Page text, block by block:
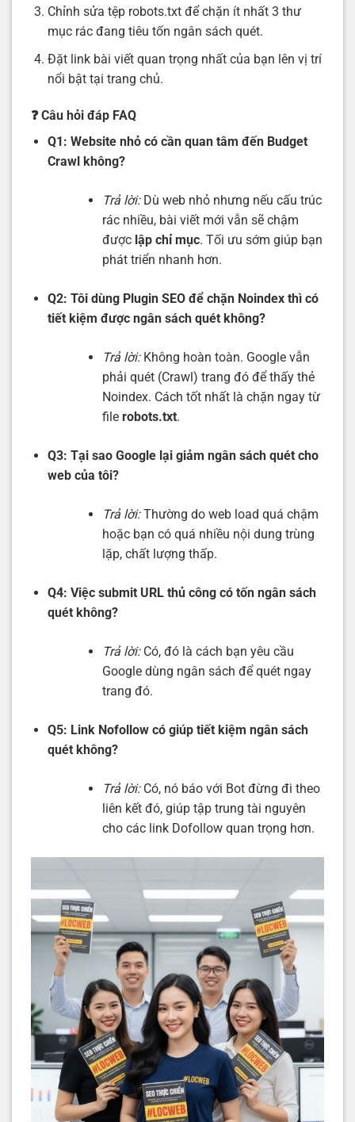
Chỉnh sửa tệp robots.txt để chặn ít nhất 3 thư
mục rác đang tiêu tốn ngân sách quét.
Đặt link bài viết quan trọng nhất của bạn lên vị trí
nổi bật tại trang chủ.
❓ Câu hỏi đáp FAQ
Q1: Website nhỏ có cần quan tâm đến Budget
Crawl không?
Trả lời:Dù web nhỏ nhưng nếu cấu trúc
rác nhiều, bài viết mới vẫn sẽ chậm
được lập chỉ mục. Tối ưu sớm giúp bạn
phát triển nhanh hơn.
Q2: Tôi dùng Plugin SEO để chặn Noindex thì có
tiết kiệm được ngân sách quét không?
Trả lời:Không hoàn toàn. Google vẫn
phải quét (Crawl) trang đó để thấy thẻ
Noindex. Cách tốt nhất là chặn ngay từ
file robots.txt.
Q3: Tại sao Google lại giảm ngân sách quét cho
web của tôi?
Trả lời:Thường do web load quá chậm
hoặc bạn có quá nhiều nội dung trùng
lặp, chất lượng thấp.
Q4: Việc submit URL thủ công có tốn ngân sách
quét không?
Trả lời:Có, đó là cách bạn yêu cầu
Google dùng ngân sách để quét ngay
trang đó.
Q5: Link Nofollow có giúp tiết kiệm ngân sách
quét không?
Trả lời:Có, nó báo với Bot đừng đi theo
liên kết đó, giúp tập trung tài nguyên
cho các link Dofollow quan trọng hơn.